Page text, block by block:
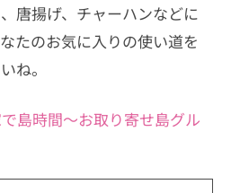
唐揚げ、チャーハンなどに
たのお気に入りの使い道を
ね。
島時間〜お取り寄せ島グル